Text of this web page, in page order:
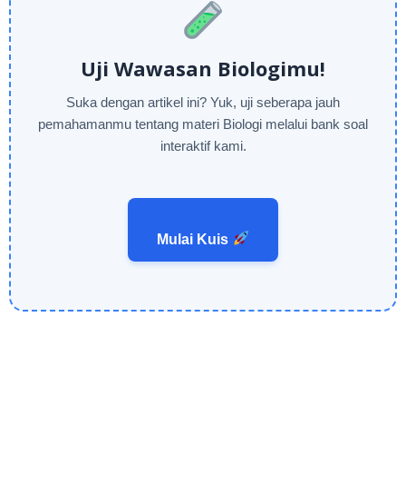
Uji Wawasan Biologimu!
Suka dengan artikel ini? Yuk, uji seberapa jauh
pemahamanmu tentang materi Biologi melalui bank soal
interaktif kami.
Mulai Kuis